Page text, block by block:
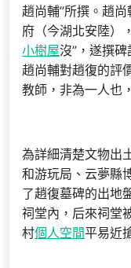
趙尚輔”所撰。趙
府（今湖北安陸）
小樹屋沒”，遂撰
趙尚輔對趙復的評
教師，非為一人也
為詳細清楚文物出
和游玩局、云夢縣
了趙復墓碑的出地
祠堂內，后來祠堂
村個人空間平易近